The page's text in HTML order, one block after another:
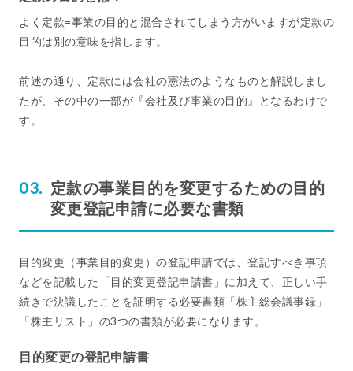
よく定款=事業の目的と混合されてしまう方がいますが定款の
目的は別の意味を指します。
前述の通り、定款には会社の憲法のようなものと解説しまし
たが、その中の一部が『会社及び事業の目的』となるわけで
す。
定款の事業目的を変更するための目的
変更登記申請に必要な書類
目的変更（事業目的変更）の登記申請では、登記すべき事項
などを記載した「目的変更登記申請書」に加えて、正しい手
続きで決議したことを証明する必要書類「株主総会議事録」
「株主リスト」の3つの書類が必要になります。
目的変更の登記申請書